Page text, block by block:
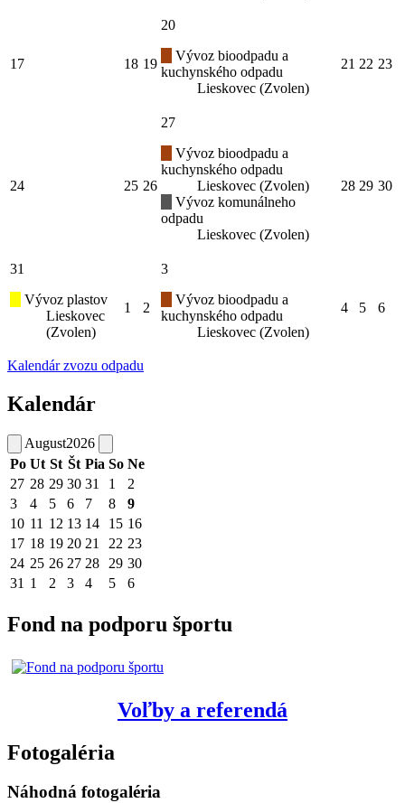
17 18 19
20
Vývoz bioodpadu a
kuchynského odpadu
Lieskovec (Zvolen)
21 22 23
24 25 26
27
Vývoz bioodpadu a
kuchynského odpadu
Lieskovec (Zvolen)
Vývoz komunálneho
odpadu
Lieskovec (Zvolen)
28 29 30
31
Vývoz plastov
Lieskovec
(Zvolen)
1 2
3
Vývoz bioodpadu a
kuchynského odpadu
Lieskovec (Zvolen)
4 5 6
Kalendár zvozu odpadu
Kalendár
August2026
Po Ut St Št Pia So Ne
27 28 29 30 31 1
2
3
4 5 6 7 8
9
10 11 12 13 14 15 16
17 18 19 20 21 22 23
24 25 26 27 28 29 30
31 1 2 3 4 5 6
Fond na podporu športu
Voľby a referendá
Fotogaléria
Náhodná fotogaléria